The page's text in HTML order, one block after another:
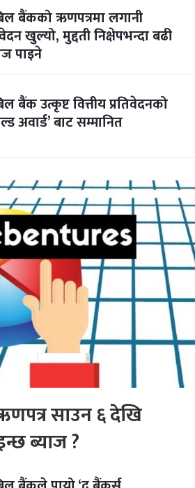
बैंकको ऋणपत्रमा लगानी
खुल्यो, मुद्दती निक्षेपभन्दा बढी
पाइने
बैंक उत्कृष्ट वित्तीय प्रतिवेदनको
अवार्ड’ बाट सम्मानित
साउन ६ देखि
ब्याज ?